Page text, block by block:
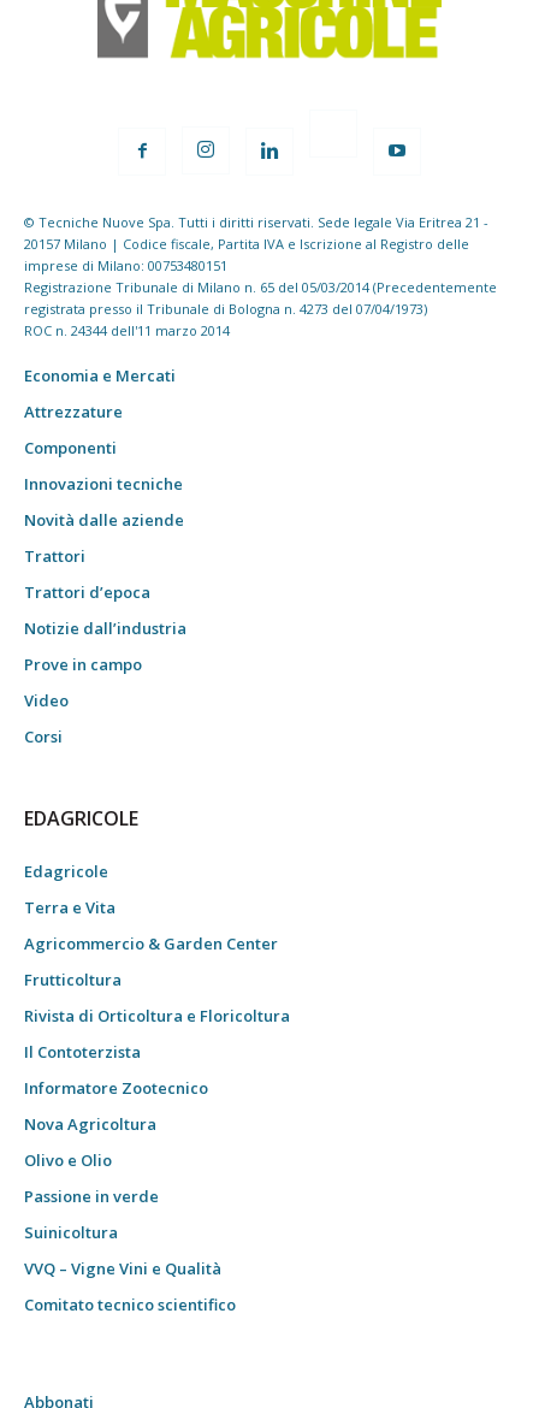
© Tecniche Nuove Spa. Tutti i diritti riservati. Sede legale Via Eritrea 21 -
20157 Milano | Codice fiscale, Partita IVA e Iscrizione al Registro delle
imprese di Milano: 00753480151
Registrazione Tribunale di Milano n. 65 del 05/03/2014 (Precedentemente
registrata presso il Tribunale di Bologna n. 4273 del 07/04/1973)
ROC n. 24344 dell'11 marzo 2014
Economia e Mercati
Attrezzature
Componenti
Innovazioni tecniche
Novità dalle aziende
Trattori
Trattori d’epoca
Notizie dall’industria
Prove in campo
Video
Corsi
EDAGRICOLE
Edagricole
Terra e Vita
Agricommercio & Garden Center
Frutticoltura
Rivista di Orticoltura e Floricoltura
Il Contoterzista
Informatore Zootecnico
Nova Agricoltura
Olivo e Olio
Passione in verde
Suinicoltura
VVQ – Vigne Vini e Qualità
Comitato tecnico scientifico
Abbonati